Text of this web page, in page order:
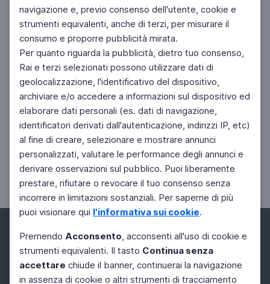
navigazione e, previo consenso dell'utente, cookie e
strumenti equivalenti, anche di terzi, per misurare il
consumo e proporre pubblicità mirata.
Per quanto riguarda la pubblicità, dietro tuo consenso,
Rai e terzi selezionati possono utilizzare dati di
geolocalizzazione, l'identificativo del dispositivo,
archiviare e/o accedere a informazioni sul dispositivo ed
elaborare dati personali (es. dati di navigazione,
identificatori derivati dall'autenticazione, indirizzi IP, etc)
al fine di creare, selezionare e mostrare annunci
personalizzati, valutare le performance degli annunci e
derivare osservazioni sul pubblico. Puoi liberamente
prestare, rifiutare o revocare il tuo consenso senza
incorrere in limitazioni sostanziali. Per saperne di più
puoi visionare qui l'informativa sui cookie.
Premendo Acconsento, acconsenti all'uso di cookie e
strumenti equivalenti. Il tasto Continua senza
accettare chiude il banner, continuerai la navigazione
in assenza di cookie o altri strumenti di tracciamento
CINEMA
Oliver Hardy e Stan Laurel in 15 scatti
Gallery fotografica
Facebook Instagram Twitter